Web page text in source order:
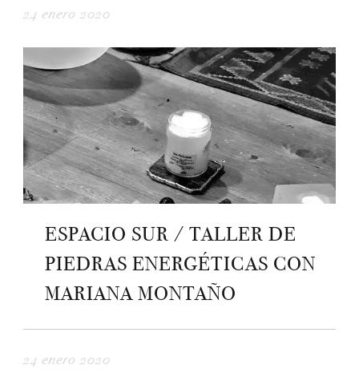
24 enero 2020
ESPACIO SUR / TALLER DE
PIEDRAS ENERGÉTICAS CON
MARIANA MONTAÑO
24 enero 2020